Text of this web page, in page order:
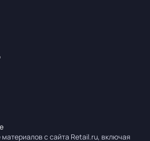
с сайта Retail.ru, включая